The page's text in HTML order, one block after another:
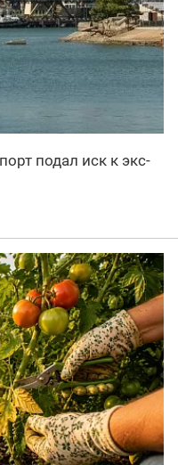
подал иск к экс-